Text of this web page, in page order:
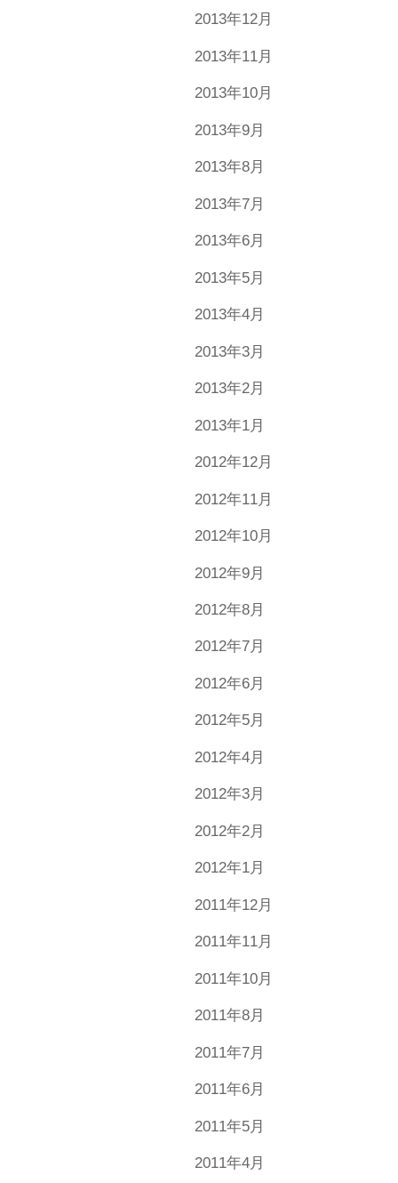
2013年12月
2013年11月
2013年10月
2013年9月
2013年8月
2013年7月
2013年6月
2013年5月
2013年4月
2013年3月
2013年2月
2013年1月
2012年12月
2012年11月
2012年10月
2012年9月
2012年8月
2012年7月
2012年6月
2012年5月
2012年4月
2012年3月
2012年2月
2012年1月
2011年12月
2011年11月
2011年10月
2011年8月
2011年7月
2011年6月
2011年5月
2011年4月